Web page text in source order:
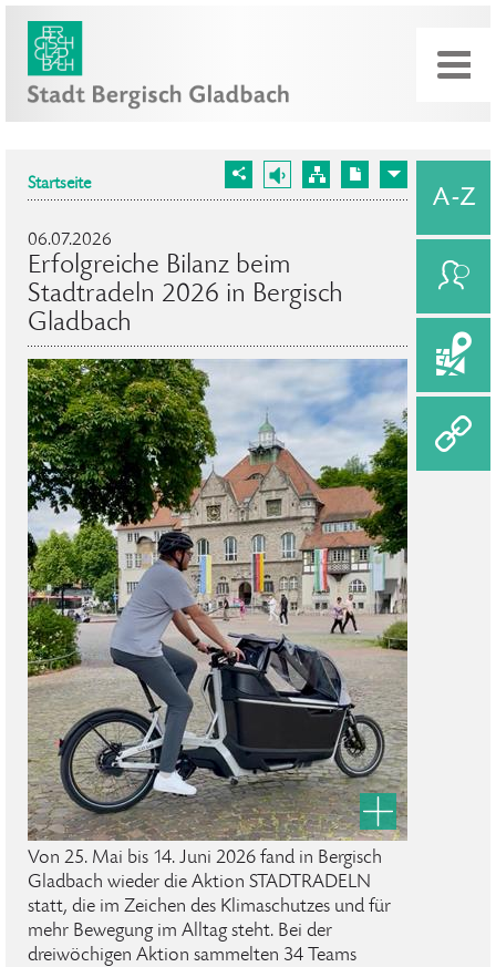
Startseite
06.07.2026
Erfolgreiche Bilanz beim
Stadtradeln 2026 in Bergisch
Gladbach
Von 25. Mai bis 14. Juni 2026 fand in Bergisch
Gladbach wieder die Aktion STADTRADELN
statt, die im Zeichen des Klimaschutzes und für
mehr Bewegung im Alltag steht. Bei der
dreiwöchigen Aktion sammelten 34 Teams